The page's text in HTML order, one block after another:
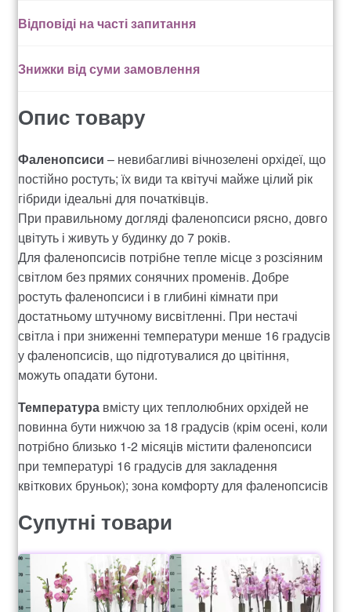
счет 300
счет 3235
ТОТАЛЬНИЙ РОЗПРОДАЖ
Відповіді на часті запитання
Знижки від суми замовлення
Опис товару
Фаленопсиси – невибагливі вічнозелені орхідеї, що
постійно ростуть; їх види та квітучі майже цілий рік
гібриди ідеальні для початківців.
При правильному догляді фаленопсиси рясно, довго
цвітуть і живуть у будинку до 7 років.
Для фаленопсисів потрібне тепле місце з розсіяним
світлом без прямих сонячних променів. Добре
ростуть фаленопсиси і в глибині кімнати при
достатньому штучному висвітленні. При нестачі
світла і при зниженні температури менше 16 градусів
у фаленопсисів, що підготувалися до цвітіння,
можуть опадати бутони.
Температуравмісту цих теплолюбних орхідей не
повинна бути нижчою за 18 градусів (крім осені, коли
потрібно близько 1-2 місяців містити фаленопсиси
при температурі 16 градусів для закладення
квіткових бруньок); зона комфорту для фаленопсисів
дуже помірним цілий рік, особливо взимку. Субстрат
поливом дайте йому трохи підсохнути – корінням
фаленопсисів, крім води, потрібне повітря.
Супутні товари